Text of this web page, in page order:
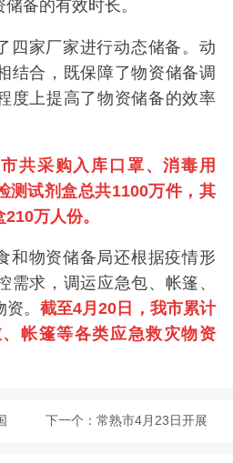
备的有效时长。
四家厂家进行动态储备。动
结合，既保障了物资储备调
度上提高了物资储备的效率
共采购入库口罩、消毒用
测试剂盒总共1100万件，其
万人份。
和物资储备局还根据疫情形
需求，调运应急包、帐篷、
资。截至4月20日，我市累计
帐篷等各类应急救灾物资
下一个： 常熟市4月23日开展